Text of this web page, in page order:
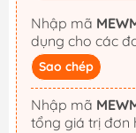
Nhập mã
dụng cho các
Sao chép
Nhập mã
tổng giá trị đơn